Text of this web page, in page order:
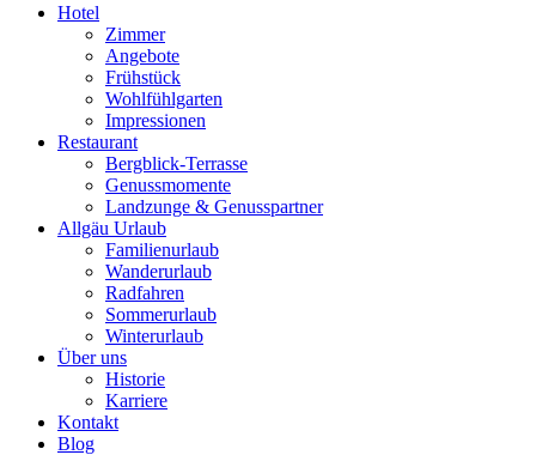
Hotel
Zimmer
Angebote
Frühstück
Wohlfühlgarten
Impressionen
Restaurant
Bergblick-Terrasse
Genussmomente
Landzunge & Genusspartner
Allgäu Urlaub
Familienurlaub
Wanderurlaub
Radfahren
Sommerurlaub
Winterurlaub
Über uns
Historie
Karriere
Kontakt
Blog